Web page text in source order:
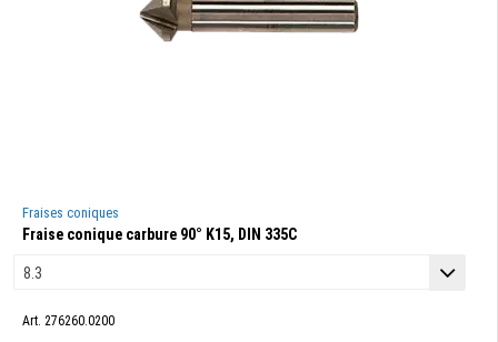
Fraises coniques
Fraise conique carbure 90° K15, DIN 335C
Art. 276260.0200